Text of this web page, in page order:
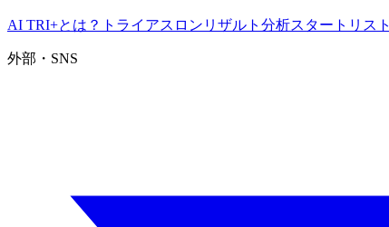
AI TRI+とは？ トライアスロンリザルト分析スタートリスト
外部・SNS